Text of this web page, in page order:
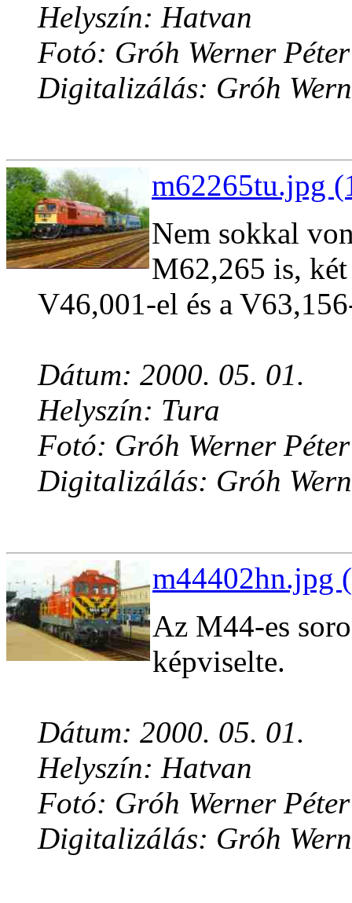
Helyszín: Hatvan
Fotó: Gróh Werner Péter
Digitalizálás: Gróh
m62265tu.jpg
Nem sokkal
M62,265 is,
V46,001-el és a
Dátum: 2000. 05. 01.
Helyszín: Tura
Fotó: Gróh Werner Péter
Digitalizálás: Gróh
m44402hn.jpg
Az M44-es
képviselte.
Dátum: 2000. 05. 01.
Helyszín: Hatvan
Fotó: Gróh Werner Péter
Digitalizálás: Gróh